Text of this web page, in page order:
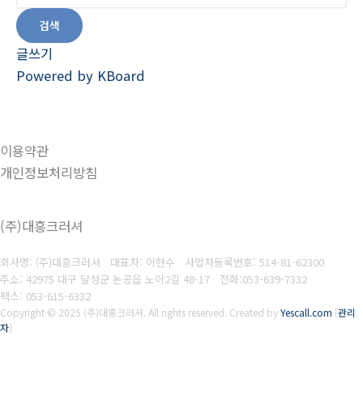
검색
글쓰기
Powered by KBoard
이용약관
개인정보처리방침
(주)대흥크러셔
회사명: (주)대흥크러셔 대표자: 이현수 사업자등록번호: 514-81-62300
주소: 42975 대구 달성군 논공읍 노이2길 48-17 전화:053-639-7332
팩스: 053-615-6332
Copyright © 2025 (주)대흥크러셔. All rights reserved. Created byYescall.com [관리
자]